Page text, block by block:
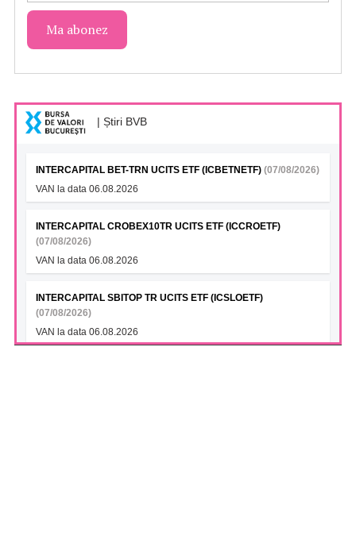
| Știri BVB
INTERCAPITAL BET-TRN UCITS ETF (ICBETNETF) (07/08/2026)
VAN la data 06.08.2026
INTERCAPITAL CROBEX10TR UCITS ETF (ICCROETF)
(07/08/2026)
VAN la data 06.08.2026
INTERCAPITAL SBITOP TR UCITS ETF (ICSLOETF)
(07/08/2026)
VAN la data 06.08.2026